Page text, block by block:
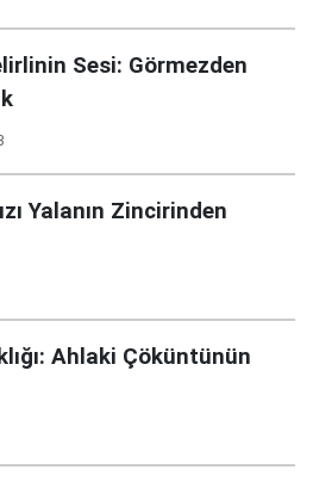
Sesi: Görmezden
Yalanın Zincirinden
Ahlaki Çöküntünün